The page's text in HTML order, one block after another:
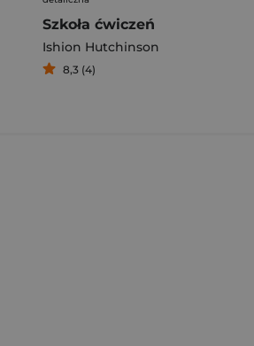
Szkoła ćwiczeń
Ishion Hutchinson
8,3 (4)